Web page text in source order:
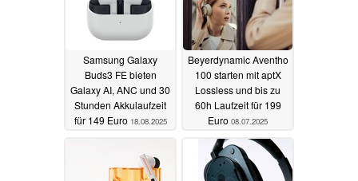
Samsung Galaxy
Buds3 FE bieten
Galaxy AI, ANC und 30
Stunden Akkulaufzeit
für 149 Euro 18.08.2025
Beyerdynamic Aventho
100 starten mit aptX
Lossless und bis zu
60h Laufzeit für 199
Euro 08.07.2025